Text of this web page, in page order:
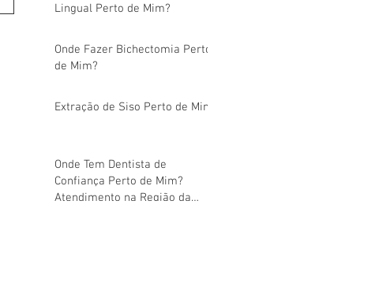
Lingual Perto de Mim?
Onde Fazer Bichectomia Perto
de Mim?
Extração de Siso Perto de Mim
Onde Tem Dentista de
Confiança Perto de Mim?
Atendimento na Região da